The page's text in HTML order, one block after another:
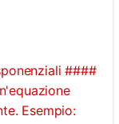
####
Esempio: